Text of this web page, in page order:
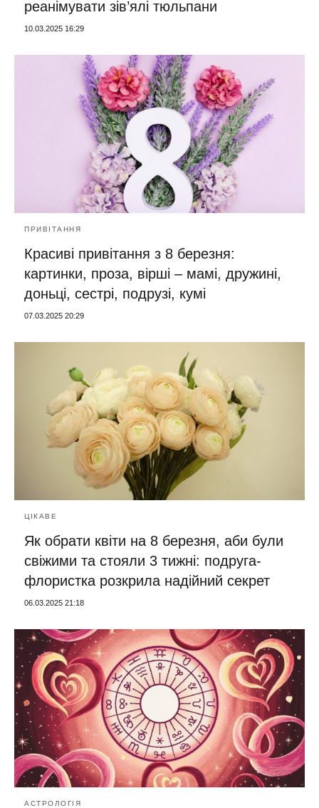
реанімувати зів’ялі тюльпани
10.03.2025 16:29
ПРИВІТАННЯ
Красиві привітання з 8 березня:
картинки, проза, вірші – мамі, дружині,
доньці, сестрі, подрузі, кумі
07.03.2025 20:29
ЦІКАВЕ
Як обрати квіти на 8 березня, аби були
свіжими та стояли 3 тижні: подруга-
флористка розкрила надійний секрет
06.03.2025 21:18
АСТРОЛОГІЯ